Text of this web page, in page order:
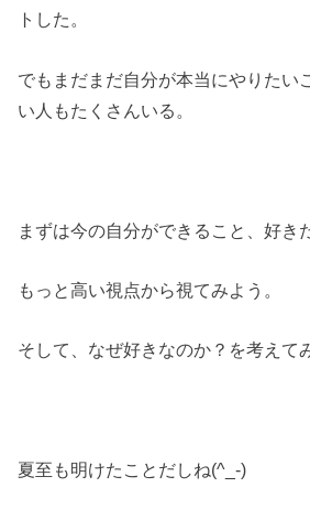
トした。
でもまだまだ自分が本当にやりたい
い人もたくさんいる。
まずは今の自分ができること、好き
もっと高い視点から視てみよう。
そして、なぜ好きなのか？を考えて
夏至も明けたことだしね(^_-)